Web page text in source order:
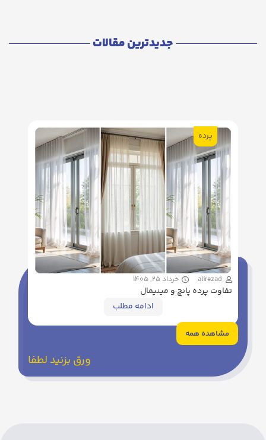
جدیدترین مقالات
پرده
alirezad خرداد 25, 1405
تفاوت پرده پانچ و مینیمال
ادامه مطلب
مشاهده همه
ورق بزنید لطفا